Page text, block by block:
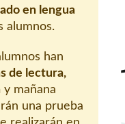
en lengua
alumnos.
han
de lectura,
y mañana
una prueba